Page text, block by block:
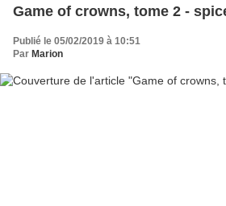
Game of crowns, tome 2 -
Publié le 05/02/2019 à 10:51
Par Marion